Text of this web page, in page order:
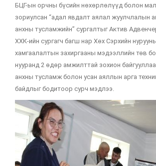
БЦГ-ын орчны бүсийн нөхөрлөлүүд болон
зориулсан “адал явдалт аялал жуулчлалын
анхны тусламжийн” сургалтыг Актив
ХХК-ийн сургагч багш нар Хөх Сэрхийн
хамгаалалтын захиргааны мэдээллийн төв
нууранд 2 өдөр амжилттай зохион
анхны тусламж болон усан аяллын арга
байдлыг бодитоор сурч мэдлээ.